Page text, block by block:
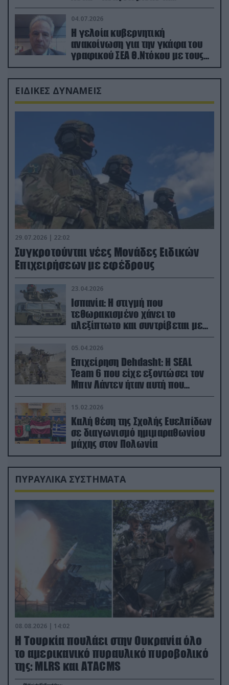
κατεχόμενα; (φωτο)
04.07.2026
Η γελοία κυβερνητική
ανακοίνωση για την γκάφα του
γραφικού ΣΕΑ Θ.Ντόκου με τους
Ρώσους φαρσέρ
ΕΙΔΙΚΕΣ ΔΥΝΑΜΕΙΣ
29.07.2026 | 22:02
Συγκροτούνται νέες Μονάδες Ειδικών
Επιχειρήσεων με εφέδρους
23.04.2026
Ισπανία: Η στιγμή που
τεθωρακισμένο χάνει το
αλεξίπτωτο και συντρίβεται με
ορμή στο έδαφος (βίντεο)
05.04.2026
Επιχείρηση Dehdasht: Η SEAL
Team 6 που είχε εξοντώσει τον
Μπιν Λάντεν ήταν αυτή που
διέσωσε τον πιλότο του F-15
15.02.2026
Καλή θέση της Σχολής Ευελπίδων
σε διαγωνισμό ημιμαραθωνίου
μάχης στον Πολωνία
ΠΥΡΑΥΛΙΚΑ ΣΥΣΤΗΜΑΤΑ
08.08.2026 | 14:02
Η Τουρκία πουλάει στην Ουκρανία όλο
το αμερικανικό πυραυλικό πυροβολικό
της: MLRS και ΑΤΑCMS